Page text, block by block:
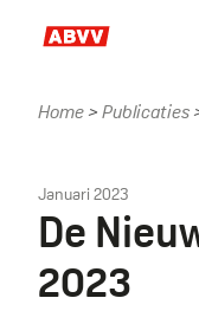
Home Publicaties
Januari 2023
De
2023